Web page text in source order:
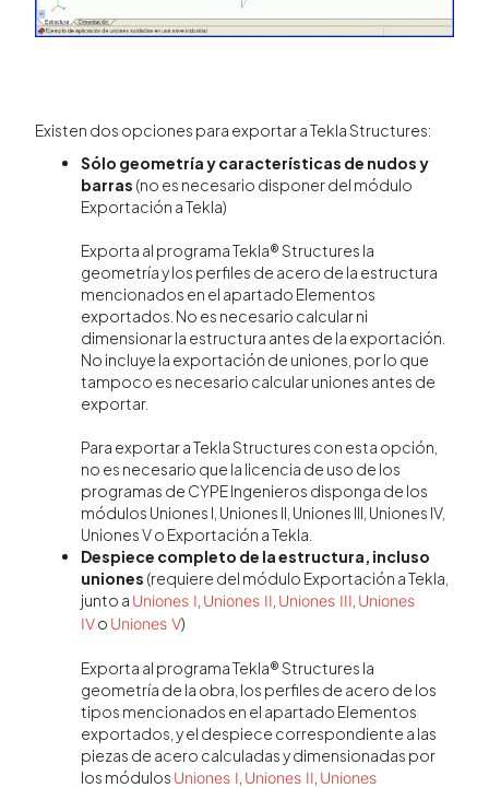
Existen dos opciones para exportar a Tekla Structures:
Sólo geometría y características de nudos y
barras (no es necesario disponer del módulo
Exportación a Tekla)
Exporta al programa Tekla® Structures la
geometría y los perfiles de acero de la estructura
mencionados en el apartado Elementos
exportados. No es necesario calcular ni
dimensionar la estructura antes de la exportación.
No incluye la exportación de uniones, por lo que
tampoco es necesario calcular uniones antes de
exportar.
Para exportar a Tekla Structures con esta opción,
no es necesario que la licencia de uso de los
programas de CYPE Ingenieros disponga de los
módulos Uniones I, Uniones II, Uniones III, Uniones IV,
Uniones V o Exportación a Tekla.
Despiece completo de la estructura, incluso
uniones (requiere del módulo Exportación a Tekla,
junto a Uniones I Uniones II Uniones III Uniones
IVo Uniones V)
Exporta al programa Tekla® Structures la
geometría de la obra, los perfiles de acero de los
tipos mencionados en el apartado Elementos
exportados, y el despiece correspondiente a las
piezas de acero calculadas y dimensionadas por
los módulos Uniones I Uniones II Uniones